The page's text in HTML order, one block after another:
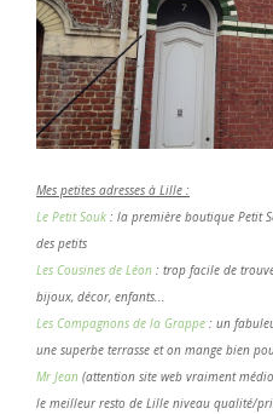
Mes petites adresses à Lille :
Le Petit Souk : la première boutique Petit
des petits
Les Cousines de Léon : trop facile de
bijoux, décor, enfants...
Les Compagnons de la Grappe : un
une superbe terrasse et on mange bien
Mr Jean (attention site web vraiment
le meilleur resto de Lille niveau qualité/